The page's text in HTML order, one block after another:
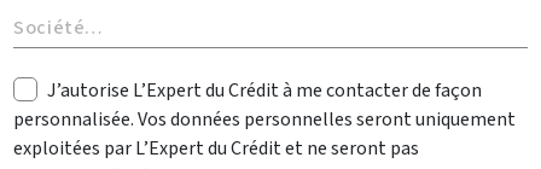
J’autorise L’Expert du Crédit à me contacter de façon
personnalisée. Vos données personnelles seront uniquement
exploitées par L’Expert du Crédit et ne seront pas